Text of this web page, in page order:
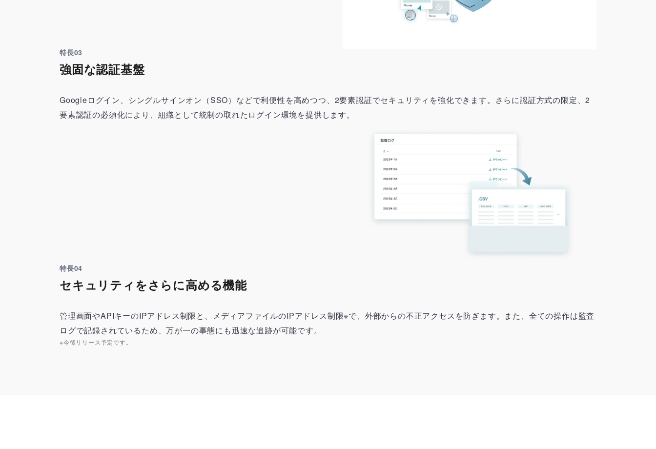
特長03
強固な認証基盤
Googleログイン、シングルサインオン（SSO）などで利便性を高めつつ、2要素認証でセキュリティを強化できます。さらに認証方式の限定、2
要素認証の必須化により、組織として統制の取れたログイン環境を提供します。
特長04
セキュリティをさらに高める機能
管理画面やAPIキーのIPアドレス制限と、メディアファイルのIPアドレス制限※で、外部からの不正アクセスを防ぎます。また、全ての操作は監査
※今後リリース予定です。